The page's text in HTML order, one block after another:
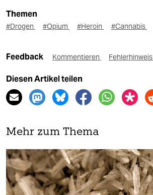
Themen
#Drogen #Opium #Heroin #Cannabis
Feedback Kommentieren Fehlerhinweis
Diesen Artikel teilen
Mehr zum Thema